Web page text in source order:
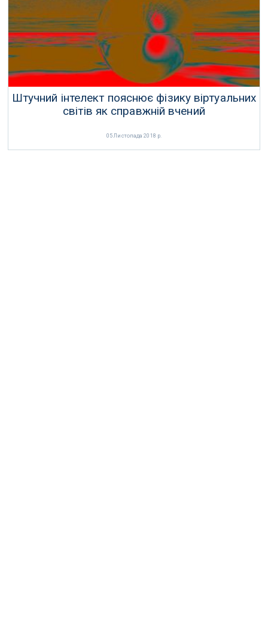
29 Грудня 2018 р.
Штучний інтелект пояснює фізику віртуальних
світів як справжній вчений
05 Листопада 2018 р.